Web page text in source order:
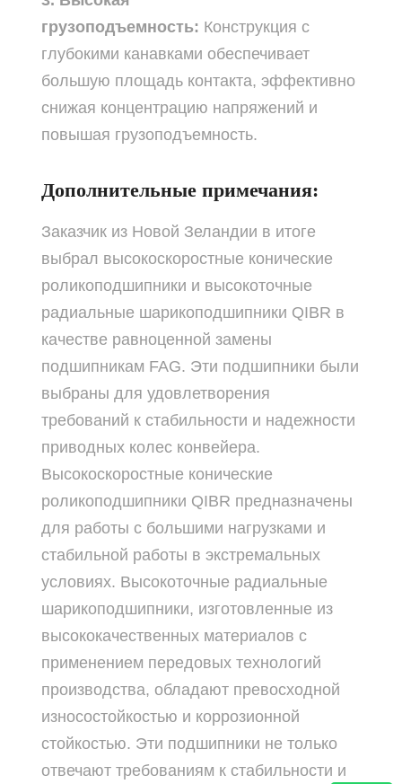
грузоподъемность: Конструкция с
глубокими канавками обеспечивает
большую площадь контакта, эффективно
снижая концентрацию напряжений и
повышая грузоподъемность.
Дополнительные примечания:
Заказчик из Новой Зеландии в итоге
выбрал высокоскоростные конические
роликоподшипники и высокоточные
радиальные шарикоподшипники QIBR в
качестве равноценной замены
подшипникам FAG. Эти подшипники были
выбраны для удовлетворения
требований к стабильности и надежности
приводных колес конвейера.
Высокоскоростные конические
роликоподшипники QIBR предназначены
для работы с большими нагрузками и
стабильной работы в экстремальных
условиях. Высокоточные радиальные
шарикоподшипники, изготовленные из
высококачественных материалов с
применением передовых технологий
производства, обладают превосходной
износостойкостью и коррозионной
стойкостью. Эти подшипники не только
отвечают требованиям к стабильности и